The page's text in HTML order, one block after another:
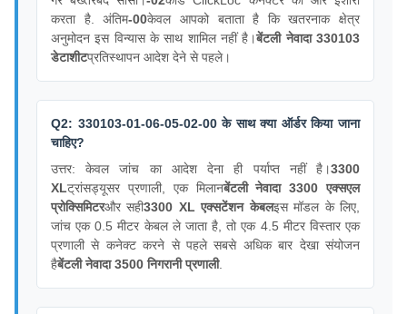
करता है. अंतिम-00केवल आपको बताता है कि खतरनाक क्षेत्र
अनुमोदन इस विन्यास के साथ शामिल नहीं है।बेंटली नेवादा 330103
डेटाशीटप्रतिस्थापन आदेश देने से पहले।
Q2: 330103-01-06-05-02-00 के साथ क्या ऑर्डर किया जाना
चाहिए?
उत्तर: केवल जांच का आदेश देना ही पर्याप्त नहीं है।3300
XLट्रांसड्यूसर प्रणाली, एक मिलानबेंटली नेवादा 3300 एक्सएल
प्रोक्सिमिटरऔर सही3300 XL एक्सटेंशन केबलइस मॉडल के लिए,
जांच एक 0.5 मीटर केबल ले जाता है, तो एक 4.5 मीटर विस्तार एक
प्रणाली से कनेक्ट करने से पहले सबसे अधिक बार देखा संयोजन
हैबेंटली नेवादा 3500 निगरानी प्रणाली.